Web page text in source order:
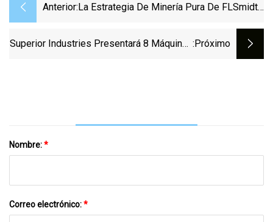
Anterior: La Estrategia De Minería Pura De FLSmidth
Superior Industries Presentará 8 Máquinas :próximo
Nombre:*
Correo electrónico:*